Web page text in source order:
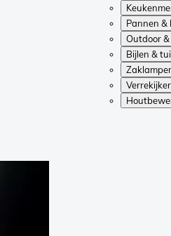
Pannen &
Outdoor
Bijlen &